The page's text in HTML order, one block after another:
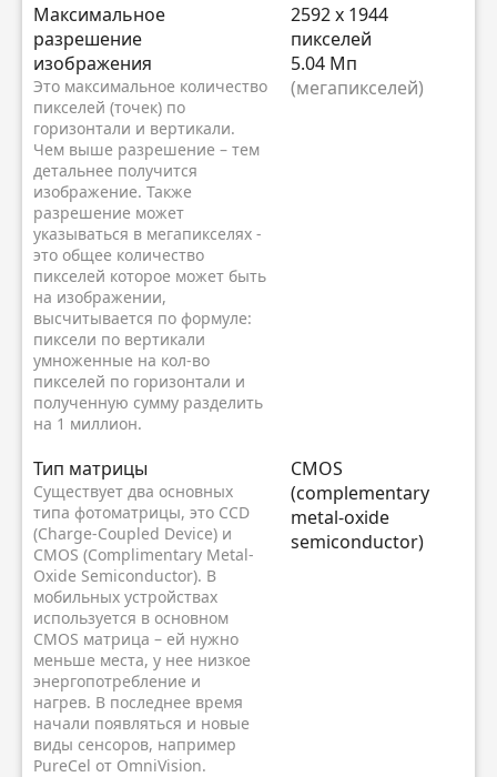
Максимальное
разрешение
изображения
Это максимальное количество
пикселей (точек) по
горизонтали и вертикали.
Чем выше разрешение – тем
детальнее получится
изображение. Также
разрешение может
указываться в мегапикселях -
это общее количество
пикселей которое может быть
на изображении,
высчитывается по формуле:
пиксели по вертикали
умноженные на кол-во
пикселей по горизонтали и
полученную сумму разделить
на 1 миллион.
2592 x 1944
пикселей
5.04 Мп
(мегапикселей)
Тип матрицы
Существует два основных
типа фотоматрицы, это CCD
(Charge-Coupled Device) и
CMOS (Complimentary Metal-
Oxide Semiconductor). В
мобильных устройствах
используется в основном
CMOS матрица – ей нужно
меньше места, у нее низкое
энергопотребление и
нагрев. В последнее время
начали появляться и новые
виды сенсоров, например
PureCel от OmniVision.
CMOS
(complementary
metal-oxide
semiconductor)